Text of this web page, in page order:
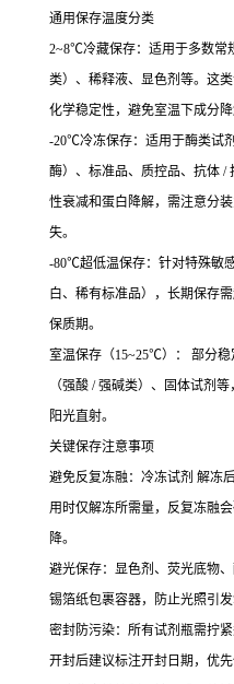
通用保存温度分类
2~8℃冷藏保存：适用于多数常
类）、稀释液、显色剂等。这
化学稳定性，避免室温下成分降
-20℃冷冻保存：适用于酶类试
酶）、标准品、质控品、抗体 /
性衰减和蛋白降解，需注意分
失。
-80℃超低温保存：针对特殊敏
白、稀有标准品），长期保存
保质期。
室温保存（15~25℃）： 部分
（强酸 / 强碱类）、固体试剂
阳光直射。
关键保存注意事项
避免反复冻融：冷冻试剂 解冻
用时仅解冻所需量，反复冻融
降。
避光保存：显色剂、荧光底物
锡箔纸包裹容器，防止光照引
密封防污染：所有试剂瓶需拧
开封后建议标注开封日期，优先